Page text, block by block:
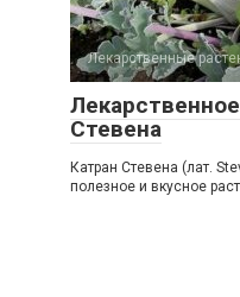
Лекарственные
Стевена
Катран Стевена (лат.
полезное и вкусное